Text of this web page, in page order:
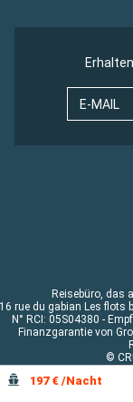
197 € /Nacht
E-MAIL
Reisebüro, das
rue du gabian Les flots
N° RCI: 05S04380 -
Finanzgarantie von
©